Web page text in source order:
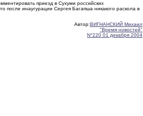
приезд в Сухуми российских
после инаугурации Сергея Багапша никакого раскола в
Автор:ВИГНАНСКИЙ Михаил
"Время новостей"
N°220 01 декабря 2004